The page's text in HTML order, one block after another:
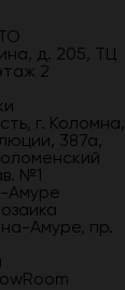
д. 205, ТЦ
2
г. Коломна,
387а,
№1
Амуре
Амуре, пр.